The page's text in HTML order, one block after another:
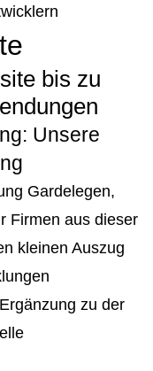
bis zu
Unsere
Gardelegen,
Firmen aus dieser
kleinen Auszug
zu der